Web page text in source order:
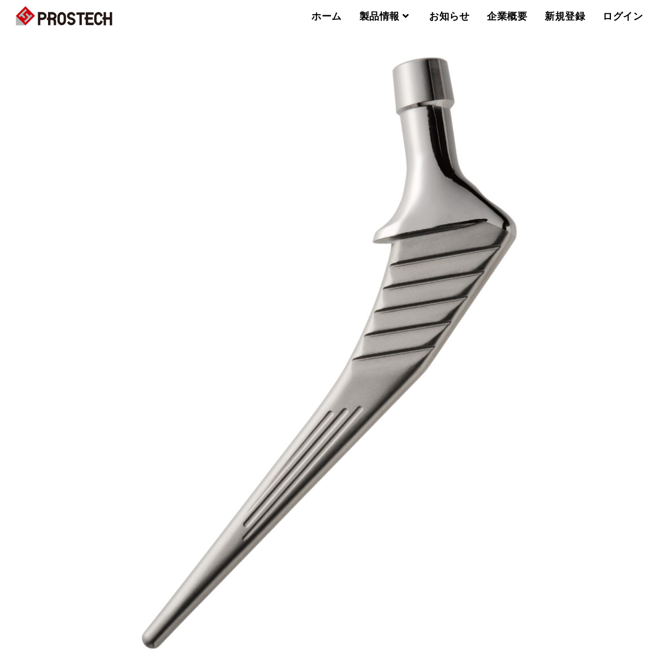
ホーム 製品情報 お知らせ 企業概要 新規登録 ログイン